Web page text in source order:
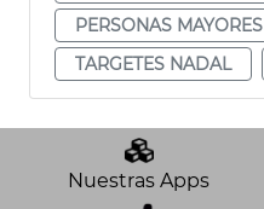
PERSONAS MAYORES
TARGETES NADAL
Nuestras Apps